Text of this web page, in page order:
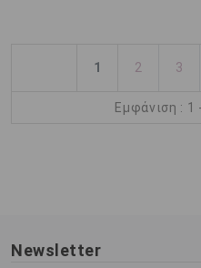
1 2 3
Εμφάνιση : 1
Newsletter